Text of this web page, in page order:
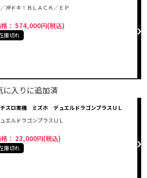
沖ドキ！ＢＬＡＣＫ／ＥＰ
： 574,000円(税込)
庫切れ
に入りに追加済
スロ実機 ミズホ デュエルドラゴンプラスＵＬ
エルドラゴンプラスＵＬ
： 23,000円(税込)
庫切れ